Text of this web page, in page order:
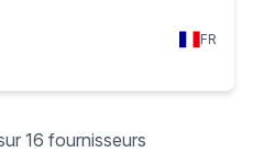
FR
16 fournisseurs